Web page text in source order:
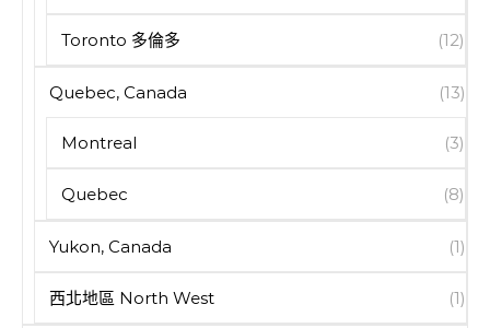
Toronto 多倫多 (12)
Quebec, Canada (13)
Montreal (3)
Quebec (8)
Yukon, Canada (1)
西北地區 North West (1)